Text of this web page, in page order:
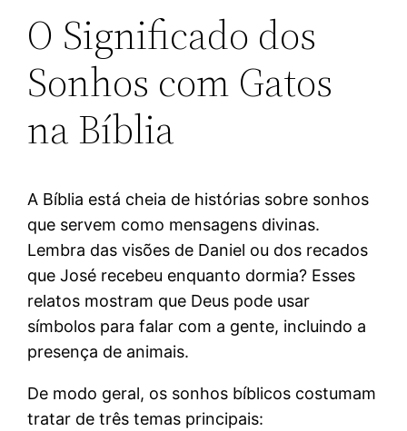
O Significado dos
Sonhos com Gatos
na Bíblia
A Bíblia está cheia de histórias sobre sonhos
que servem como mensagens divinas.
Lembra das visões de Daniel ou dos recados
que José recebeu enquanto dormia? Esses
relatos mostram que Deus pode usar
símbolos para falar com a gente, incluindo a
presença de animais.
De modo geral, os sonhos bíblicos costumam
tratar de três temas principais: